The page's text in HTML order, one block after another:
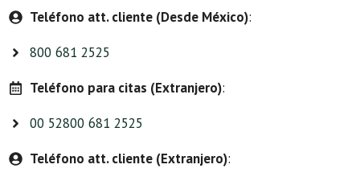
Teléfono att. cliente (Desde México):
800 681 2525
Teléfono para citas (Extranjero):
00 52800 681 2525
Teléfono att. cliente (Extranjero):